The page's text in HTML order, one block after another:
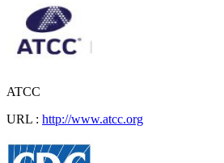
ATCC
URL : http://www.atcc.org